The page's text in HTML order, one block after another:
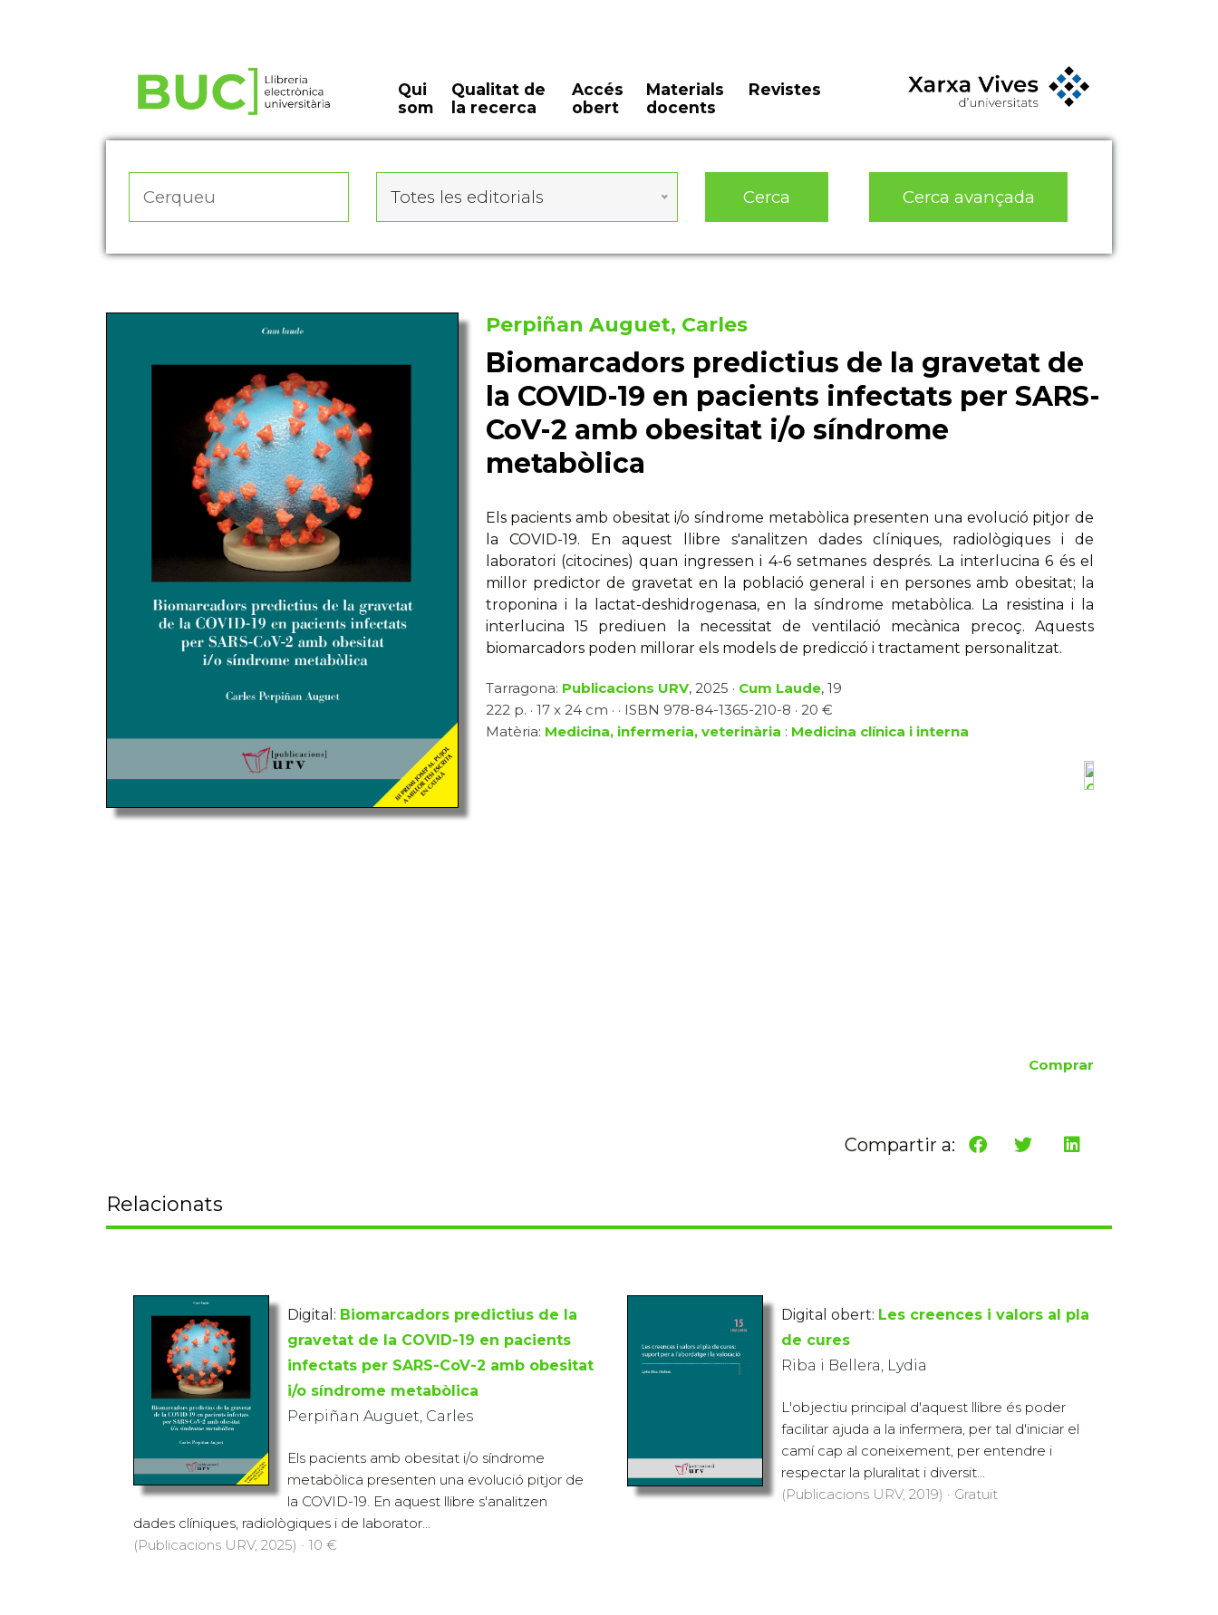
Qui
som
Qualitat de
la recerca
Accés
obert
Materials
docents
Revistes
Totes les editorials Cerca Cerca avançada
Perpiñan Auguet, Carles
Biomarcadors predictius de la gravetat de
la COVID-19 en pacients infectats per SARS-
CoV-2 amb obesitat i/o síndrome
metabòlica
Els pacients amb obesitat i/o síndrome metabòlica presenten una evolució pitjor de
la COVID-19. En aquest llibre s'analitzen dades clíniques, radiològiques i de
laboratori (citocines) quan ingressen i 4-6 setmanes després. La interlucina 6 és el
millor predictor de gravetat en la població general i en persones amb obesitat; la
troponina i la lactat-deshidrogenasa, en la síndrome metabòlica. La resistina i la
interlucina 15 prediuen la necessitat de ventilació mecànica precoç. Aquests
biomarcadors poden millorar els models de predicció i tractament personalitzat.
Tarragona: Publicacions URV, 2025 · Cum Laude, 19
222 p. · 17 x 24 cm · · ISBN 978-84-1365-210-8 · 20 €
Matèria: Medicina, infermeria, veterinària : Medicina clínica i interna
Comprar
Compartir a:
Relacionats
Digital: Biomarcadors predictius de la
gravetat de la COVID-19 en pacients
infectats per SARS-CoV-2 amb obesitat
i/o síndrome metabòlica
Perpiñan Auguet, Carles
Els pacients amb obesitat i/o síndrome
metabòlica presenten una evolució pitjor de
la COVID-19. En aquest llibre s'analitzen
dades clíniques, radiològiques i de laborator...
(Publicacions URV, 2025) · 10 €
Digital obert: Les creences i valors al pla
de cures
Riba i Bellera, Lydia
L'objectiu principal d'aquest llibre és poder
facilitar ajuda a la infermera, per tal d'iniciar el
camí cap al coneixement, per entendre i
respectar la pluralitat i diversit...
(Publicacions URV, 2019) · Gratuït